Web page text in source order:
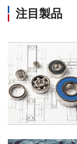
注目製品